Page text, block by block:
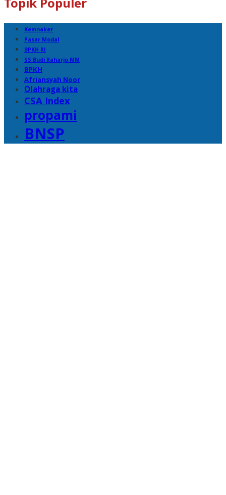
Kemnaker
Pasar Modal
BPKH RI
SS Budi Raharjo MM
BPKH
Afriansyah Noor
Olahraga kita
CSA Index
propami
BNSP